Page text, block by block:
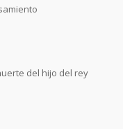
del hijo del rey